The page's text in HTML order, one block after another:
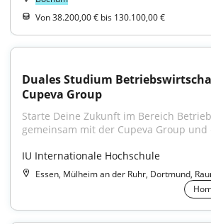
Von 38.200,00 € bis 130.100,00 €
Duales Studium
Cupeva Group
Starte Deine Zukunft im Bereich
gemeinsam mit der Cupeva Group und
IU Internationale Hochschule
Essen, Mülheim an der Ruhr, Dortmund,